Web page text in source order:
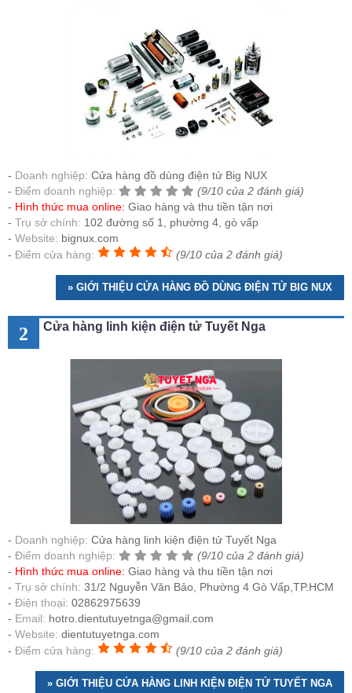
Doanh nghiệp: Cửa hàng đồ dùng điện tử Big NUX
Điểm doanh nghiệp:
(9/10 của 2 đánh giá)
Hình thức mua online: Giao hàng và thu tiền tận nơi
Trụ sở chính: 102 đường số 1, phường 4, gò vấp
Website: bignux.com
Điểm cửa hàng:
(9/10 của 2 đánh giá)
» GIỚI THIỆU CỬA HÀNG ĐỒ DÙNG ĐIỆN TỬ BIG NUX
2 Cửa hàng linh kiện điện tử Tuyết Nga
Doanh nghiệp: Cửa hàng linh kiện điện tử Tuyết Nga
Điểm doanh nghiệp:
(9/10 của 2 đánh giá)
Hình thức mua online: Giao hàng và thu tiền tận nơi
Trụ sở chính: 31/2 Nguyễn Văn Bảo, Phường 4 Gò Vấp,TP.HCM
Điện thoại: 02862975639
Email: hotro.dientutuyetnga@gmail.com
Website: dientutuyetnga.com
Điểm cửa hàng:
(9/10 của 2 đánh giá)
» GIỚI THIỆU CỬA HÀNG LINH KIỆN ĐIỆN TỬ TUYẾT NGA